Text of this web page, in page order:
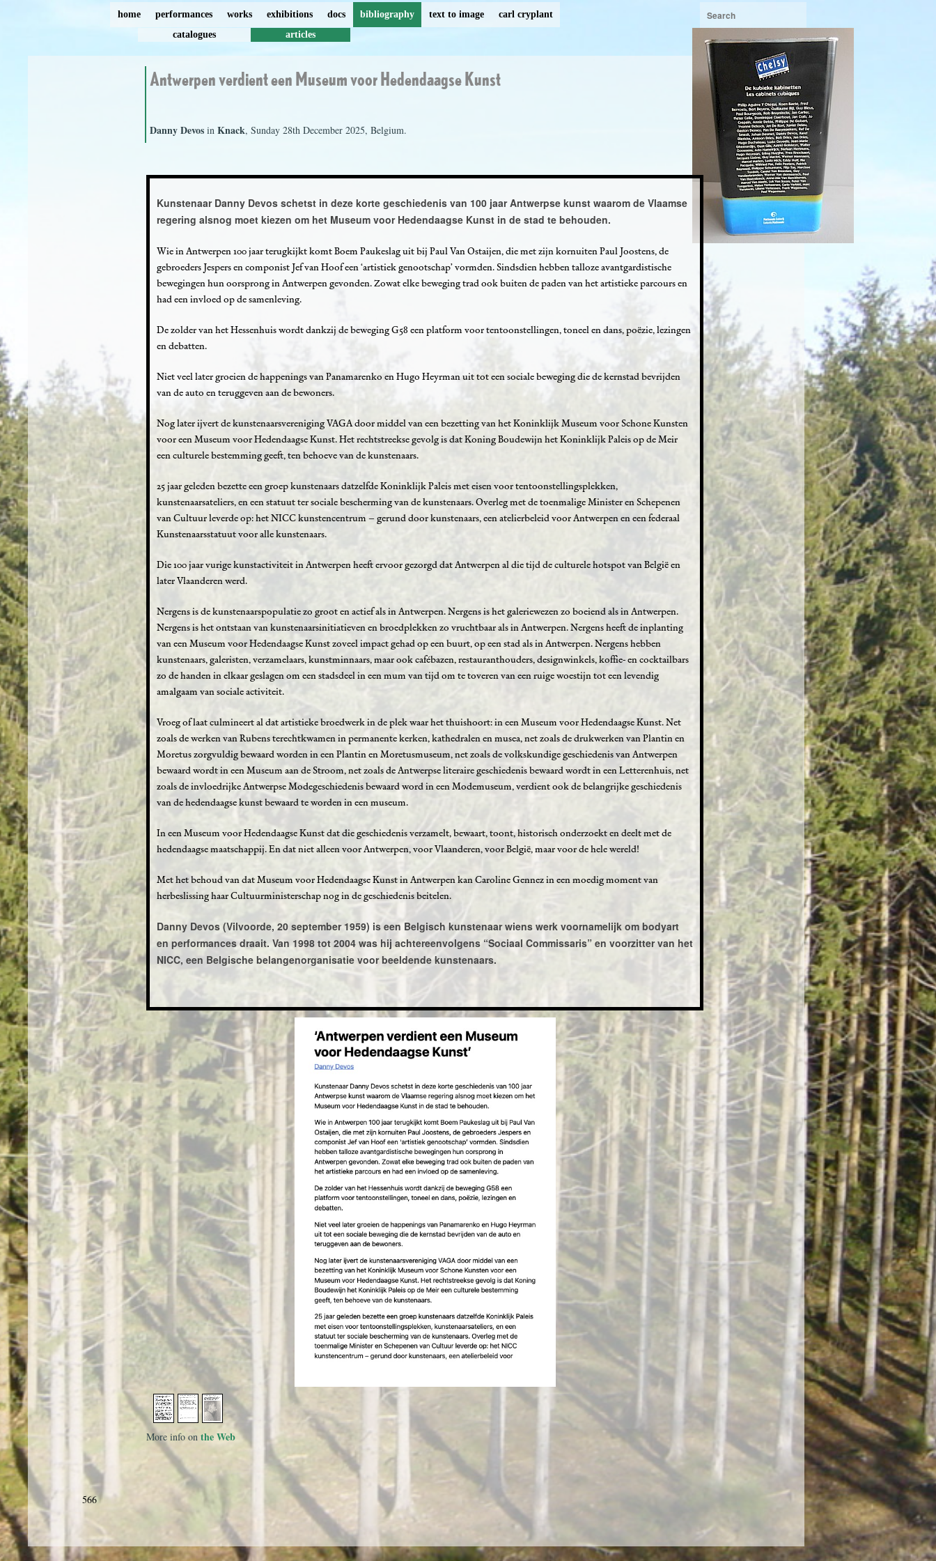
home performances works exhibitions docs bibliography text to image
carl cryplant
catalogues
articles
Antwerpen verdient een Museum voor Hedendaagse Kunst
Danny Devosin Knack, Sunday 28th December 2025, Belgium.
Kunstenaar Danny Devos schetst in deze korte geschiedenis van 100 jaar Antwerpse kunst waarom de Vlaamse
regering alsnog moet kiezen om het Museum voor Hedendaagse Kunst in de stad te behouden.
Wie in Antwerpen 100 jaar terugkijkt komt Boem Paukeslag uit bij Paul Van Ostaijen, die met zijn kornuiten Paul Joostens, de
gebroeders Jespers en componist Jef van Hoof een ‘artistiek genootschap’ vormden. Sindsdien hebben talloze avantgardistische
bewegingen hun oorsprong in Antwerpen gevonden. Zowat elke beweging trad ook buiten de paden van het artistieke parcours en
had een invloed op de samenleving.
De zolder van het Hessenhuis wordt dankzij de beweging G58 een platform voor tentoonstellingen, toneel en dans, poëzie, lezingen
en debatten.
Niet veel later groeien de happenings van Panamarenko en Hugo Heyrman uit tot een sociale beweging die de kernstad bevrijden
van de auto en teruggeven aan de bewoners.
Nog later ijvert de kunstenaarsvereniging VAGA door middel van een bezetting van het Koninklijk Museum voor Schone Kunsten
voor een Museum voor Hedendaagse Kunst. Het rechtstreekse gevolg is dat Koning Boudewijn het Koninklijk Paleis op de Meir
een culturele bestemming geeft, ten behoeve van de kunstenaars.
25 jaar geleden bezette een groep kunstenaars datzelfde Koninklijk Paleis met eisen voor tentoonstellingsplekken,
kunstenaarsateliers, en een statuut ter sociale bescherming van de kunstenaars. Overleg met de toenmalige Minister en Schepenen
van Cultuur leverde op: het NICC kunstencentrum – gerund door kunstenaars, een atelierbeleid voor Antwerpen en een federaal
Kunstenaarsstatuut voor alle kunstenaars.
Die 100 jaar vurige kunstactiviteit in Antwerpen heeft ervoor gezorgd dat Antwerpen al die tijd de culturele hotspot van België en
later Vlaanderen werd.
Nergens is de kunstenaarspopulatie zo groot en actief als in Antwerpen. Nergens is het galeriewezen zo boeiend als in Antwerpen.
Nergens is het ontstaan van kunstenaarsinitiatieven en broedplekken zo vruchtbaar als in Antwerpen. Nergens heeft de inplanting
van een Museum voor Hedendaagse Kunst zoveel impact gehad op een buurt, op een stad als in Antwerpen. Nergens hebben
kunstenaars, galeristen, verzamelaars, kunstminnaars, maar ook cafébazen, restauranthouders, designwinkels, koffie- en cocktailbars
zo de handen in elkaar geslagen om een stadsdeel in een mum van tijd om te toveren van een ruige woestijn tot een levendig
amalgaam van sociale activiteit.
Vroeg of laat culmineert al dat artistieke broedwerk in de plek waar het thuishoort: in een Museum voor Hedendaagse Kunst. Net
zoals de werken van Rubens terechtkwamen in permanente kerken, kathedralen en musea, net zoals de drukwerken van Plantin en
Moretus zorgvuldig bewaard worden in een Plantin en Moretusmuseum, net zoals de volkskundige geschiedenis van Antwerpen
bewaard wordt in een Museum aan de Stroom, net zoals de Antwerpse literaire geschiedenis bewaard wordt in een Letterenhuis, net
zoals de invloedrijke Antwerpse Modegeschiedenis bewaard word in een Modemuseum, verdient ook de belangrijke geschiedenis
van de hedendaagse kunst bewaard te worden in een museum.
In een Museum voor Hedendaagse Kunst dat die geschiedenis verzamelt, bewaart, toont, historisch onderzoekt en deelt met de
hedendaagse maatschappij. En dat niet alleen voor Antwerpen, voor Vlaanderen, voor België, maar voor de hele wereld!
Met het behoud van dat Museum voor Hedendaagse Kunst in Antwerpen kan Caroline Gennez in een moedig moment van
herbeslissing haar Cultuurministerschap nog in de geschiedenis beitelen.
Danny Devos (Vilvoorde, 20 september 1959) is een Belgisch kunstenaar wiens werk voornamelijk om bodyart
en performances draait. Van 1998 tot 2004 was hij achtereenvolgens “Sociaal Commissaris” en voorzitter van het
NICC, een Belgische belangenorganisatie voor beeldende kunstenaars.
More info on the Web
566